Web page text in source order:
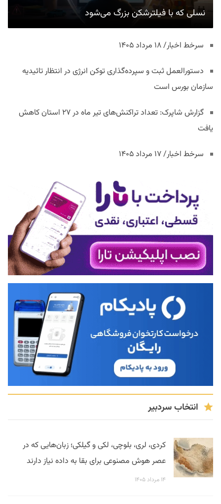
نسلی که با فیلترشکن بزرگ می‌شود
سرخط اخبار/ ۱۸ مرداد ۱۴۰۵
دستورالعمل ثبت و سپرده‌گذاری توکن انرژی در انتظار تائیدیه
سازمان بورس است
گزارش شاپرک: تعداد تراکنش‌های تیر ماه در ۲۷ استان‌ کاهش
یافت
سرخط اخبار/ ۱۷ مرداد ۱۴۰۵
انتخاب سردبیر
کردی، لری، بلوچی، لکی و گیلکی؛ زبان‌هایی که در
عصر هوش مصنوعی برای بقا به داده نیاز دارند
۱۴ مرداد ۱۴۰۵